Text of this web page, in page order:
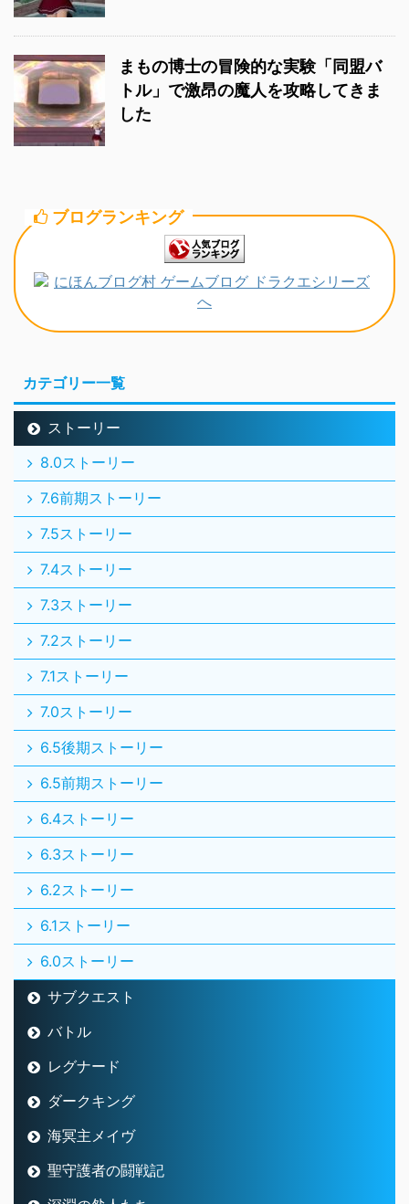
まもの博士の冒険的な実験「同盟バ
トル」で激昂の魔人を攻略してきま
した
ブログランキング
カテゴリー一覧
ストーリー
8.0ストーリー
7.6前期ストーリー
7.5ストーリー
7.4ストーリー
7.3ストーリー
7.2ストーリー
7.1ストーリー
7.0ストーリー
6.5後期ストーリー
6.5前期ストーリー
6.4ストーリー
6.3ストーリー
6.2ストーリー
6.1ストーリー
6.0ストーリー
サブクエスト
バトル
レグナード
ダークキング
海冥主メイヴ
聖守護者の闘戦記